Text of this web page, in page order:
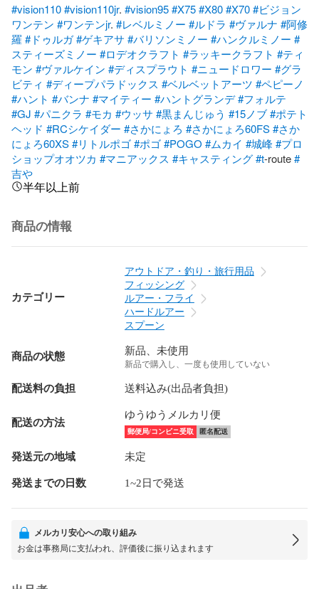
#vision110#vision110jr. #vision95#X75#X80#X70#ビジョン
ワンテン #ワンテンjr. #レベルミノー #ルドラ #ヴァルナ #阿修
羅 #ドゥルガ#ゲキアサ #バリソンミノー #ハンクルミノー #
スティーズミノー #ロデオクラフト #ラッキークラフト #ティ
モン #ヴァルケイン #ディスプラウト #ニュードロワー #グラ
ビティ #ディープパラドックス #ベルベットアーツ #ペピーノ
#ハント #バンナ #マイティー #ハントグランデ#フォルテ
#GJ #パニクラ #モカ #ウッサ #黒まんじゅう #15ノブ#ポテト
ヘッド #RCシケイダー #さかにょろ #さかにょろ60FS#さか
にょろ60XS#リトルポゴ#ポゴ#POGO #ムカイ #城峰#プロ
ショップオオツカ #マニアックス #キャスティング#t-route #
吉や
半年以上前
商品の情報
カテゴリー
アウトドア・釣り・旅行用品
フィッシング
ルアー・フライ
ハードルアー
スプーン
商品の状態 新品、未使用
新品で購入し、一度も使用していない
配送料の負担 送料込み(出品者負担)
配送の方法
ゆうゆうメルカリ便
郵便局/コンビニ受取 匿名配送
発送元の地域 未定
発送までの日数 1~2日で発送
メルカリ安心への取り組み
お金は事務局に支払われ、評価後に振り込まれます